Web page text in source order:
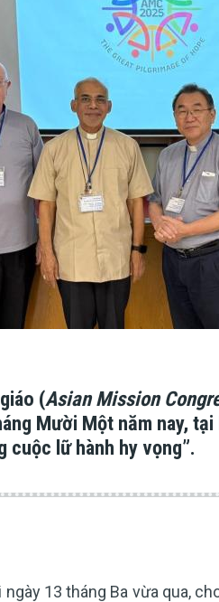
(Asian Mission
Mười Một năm nay,
cuộc lữ hành hy vọng”.
ngày 13 tháng Ba vừa qua,